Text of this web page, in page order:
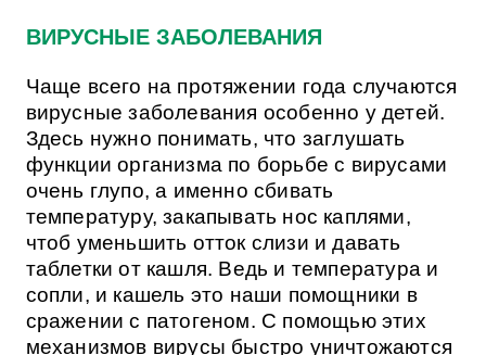
ВИРУСНЫЕ ЗАБОЛЕВАНИЯ
Чаще всего на протяжении года случаются
вирусные заболевания особенно у детей.
Здесь нужно понимать, что заглушать
функции организма по борьбе с вирусами
очень глупо, а именно сбивать
температуру, закапывать нос каплями,
чтоб уменьшить отток слизи и давать
таблетки от кашля. Ведь и температура и
сопли, и кашель это наши помощники в
сражении с патогеном. С помощью этих
механизмов вирусы быстро уничтожаются